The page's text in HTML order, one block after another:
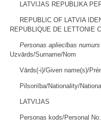
LATVIJAS REPUBLIKA
REPUBLIC OF LATVIA
REPUBLIQUE DE LETTONIE
Personas apliecības
Uzvārds/Surname/Nom
Vārds(-i)/Given name(s)/
Pilsonība/Nationality/
LATVIJAS
Personas kods/Personal